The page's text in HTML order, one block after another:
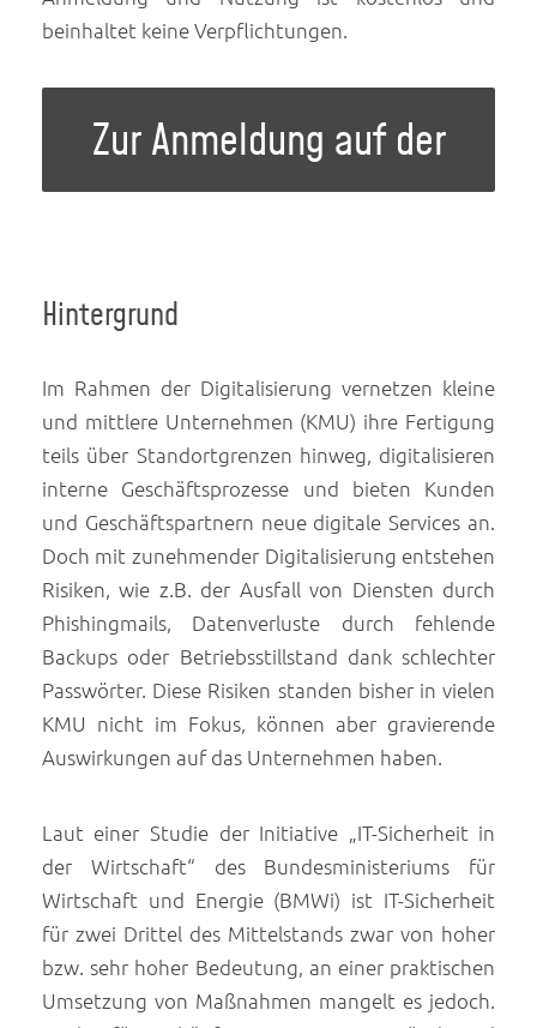
beinhaltet keine Verpflichtungen.
Zur Anmeldung auf der
Hintergrund
Im Rahmen der Digitalisierung vernetzen kleine
und mittlere Unternehmen (KMU) ihre Fertigung
teils über Standortgrenzen hinweg, digitalisieren
interne Geschäftsprozesse und bieten Kunden
und Geschäftspartnern neue digitale Services an.
Doch mit zunehmender Digitalisierung entstehen
Risiken, wie z.B. der Ausfall von Diensten durch
Phishingmails, Datenverluste durch fehlende
Backups oder Betriebsstillstand dank schlechter
Passwörter. Diese Risiken standen bisher in vielen
KMU nicht im Fokus, können aber gravierende
Auswirkungen auf das Unternehmen haben.
Laut einer Studie der Initiative „IT-Sicherheit in
der Wirtschaft“ des Bundesministeriums für
Wirtschaft und Energie (BMWi) ist IT-Sicherheit
für zwei Drittel des Mittelstands zwar von hoher
bzw. sehr hoher Bedeutung, an einer praktischen
Umsetzung von Maßnahmen mangelt es jedoch.